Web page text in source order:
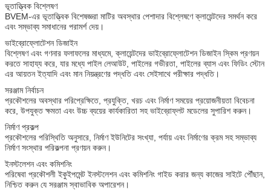
ভূতাত্ত্বিক বিশ্লেষণ
BVEM-এর ভূতাত্ত্বিক বিশেষজ্ঞরা মাটির অবস্থার পেশাদার বিশ্লেষণে ক্লায়েন্টদের সমর্থন করে
এবং সম্ভাব্য সমাধানের পরামর্শ দেয়।
ভাইব্রোফ্লোটেশন ডিজাইন
বিশ্লেষণ এবং গণনার ফলাফলের মাধ্যমে, ক্লায়েন্টদের ভাইব্রোফ্লোটেশন ডিজাইন স্কিম প্রণয়ন
করতে সাহায্য করে, যার মধ্যে পাইল লেআউট, পাইলের গভীরতা, পাইলের ব্যাস এবং ফিডিং স্টোন
এর আয়তন ইত্যাদি এবং মান নিয়ন্ত্রণের পদ্ধতি এবং সেইসাথে পরীক্ষার পদ্ধতি।
সরঞ্জাম নির্বাচন
প্রকৌশলের অবস্থার পরিপ্রেক্ষিতে, প্রযুক্তি, খরচ এবং নির্মাণ সময়ের প্রয়োজনীয়তা বিবেচনা
করে, উপযুক্ত ক্ষমতা এবং উচ্চ ব্যয়ের কার্যকারিতা সহ ভাইব্রোফ্লট মডেলের সুপারিশ করুন।
নির্মাণ প্রকল্প
প্রকৌশলের পরিস্থিতি অনুসারে, নির্মাণ ইউনিটের সংখ্যা, পর্যায় এবং নির্মাণের ক্রম সহ সম্ভাব্য
নির্মাণ সংস্থার পরিকল্পনা প্রণয়ন করুন।
ইনস্টলেশন এবং কমিশনিং
পরিষেবা প্রকৌশলী ইকুইপমেন্ট ইনস্টলেশন এবং কমিশনিং গাইড করার জন্য কাজের সাইটে পৌঁছান,
নিশ্চিত করুন যে সরঞ্জাম স্বাভাবিক অপারেশন।